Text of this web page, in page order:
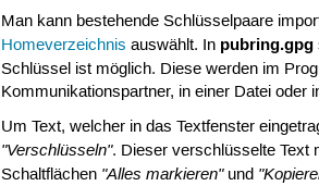
Man kann bestehende Schlüsselpaare
Homeverzeichnis auswählt. In pubring.gpg
Schlüssel ist möglich. Diese werden im
Kommunikationspartner, in einer Datei oder
Um Text, welcher in das Textfenster
"Verschlüsseln". Dieser verschlüsselte Text
Schaltflächen "Alles markieren"und